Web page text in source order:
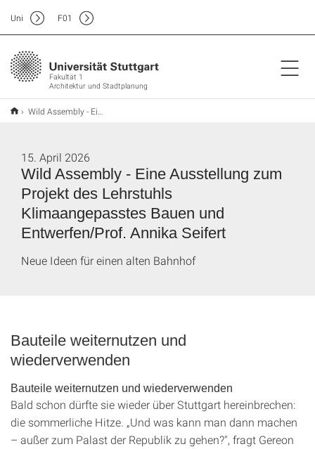
Fakultät 1
Architektur und Stadtplanung
Uni F01
Wild Assembly - Eine Ausstellung zum Projekt des Lehrstuhls Klimaangepasstes Bauen und Entwerfen/Prof. Annika Seifert
Wild Assembly - Eine Ausstellung zum
Projekt des Lehrstuhls
Klimaangepasstes Bauen und
Entwerfen/Prof. Annika Seifert
15. April 2026
Neue Ideen für einen alten Bahnhof
Bauteile weiternutzen und
wiederverwenden
Bauteile weiternutzen und wiederverwenden
Bald schon dürfte sie wieder über Stuttgart hereinbrechen:
die sommerliche Hitze. „Und was kann man dann machen
– außer zum Palast der Republik zu gehen?", fragt Gereon